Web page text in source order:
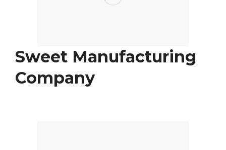
Sweet Manufacturing
Company